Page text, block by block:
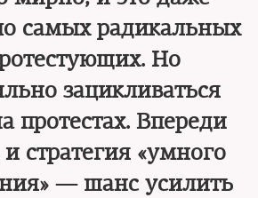
самых радикальных
Но
зацикливаться
протестах. Впереди
стратегия «умного
— шанс усилить